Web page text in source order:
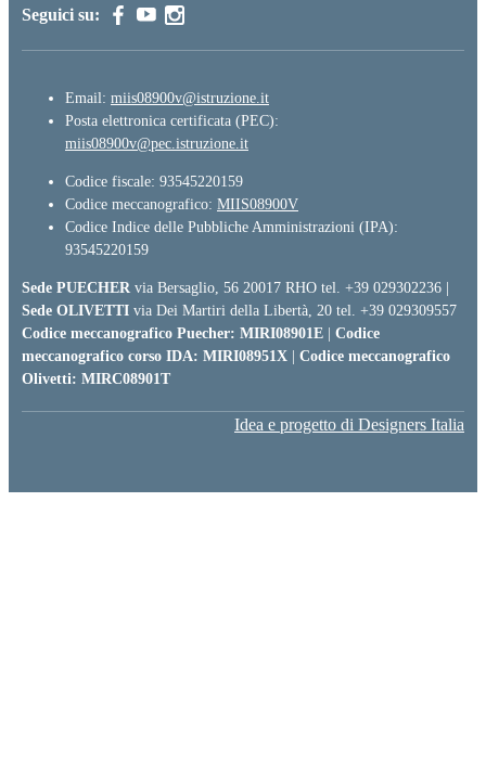
Seguici su:
Email: miis08900v@istruzione.it
Posta elettronica certificata (PEC):
miis08900v@pec.istruzione.it
Codice fiscale: 93545220159
Codice meccanografico: MIIS08900V
Codice Indice delle Pubbliche Amministrazioni (IPA):
93545220159
Sede PUECHER via Bersaglio, 56 20017 RHO tel. +39 029302236 |
Sede OLIVETTI via Dei Martiri della Libertà, 20 tel. +39 029309557
Codice meccanografico Puecher: MIRI08901E
Codice
meccanografico corso IDA: MIRI08951X
Codice meccanografico
Olivetti: MIRC08901T
Idea e progetto di Designers Italia